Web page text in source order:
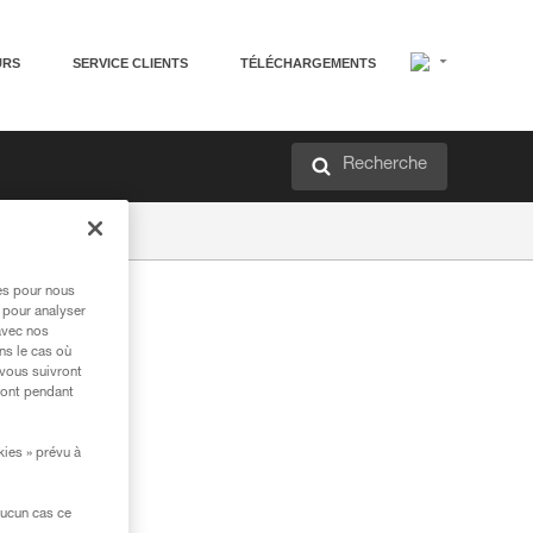
SERVICE CLIENTS TÉLÉCHARGEMENTS
Recherche
pour nous
analyser
nos
le cas où
suivront
pendant
» prévu à
cas ce